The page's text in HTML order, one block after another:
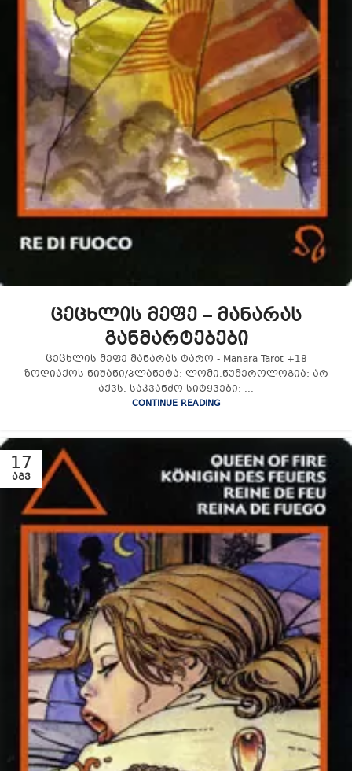
ცეცხლის მეფე – მანარას
განმარტებები
ცეცხლის მეფე მანარას ტარო - Manara Tarot +18
ზოდიაქოს ნიშანი/პლანეტა: ლომი.ნუმეროლოგია: არ
აქვს. საკვანძო სიტყვები: ...
CONTINUE READING
17
ᲐᲒᲕ